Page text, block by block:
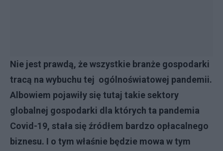
Nie jest prawdą, że wszystkie branże gospodarki
tracą na wybuchu tej ogólnoświatowej pandemii.
Albowiem pojawiły się tutaj takie sektory
globalnej gospodarki dla których ta pandemia
Covid-19, stała się źródłem bardzo opłacalnego
biznesu. I o tym właśnie będzie mowa w tym